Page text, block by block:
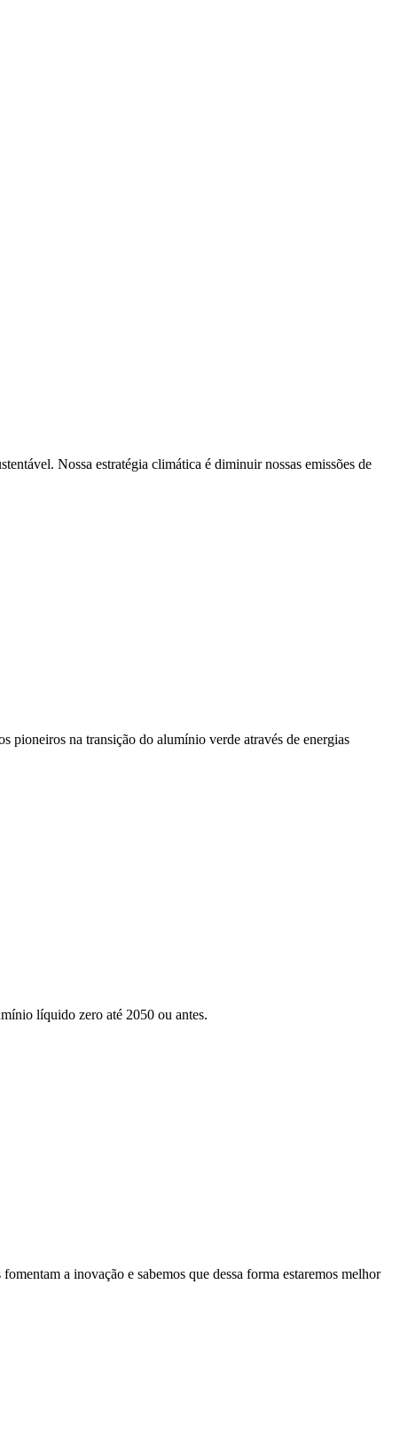
Nossa estratégia climática é diminuir nossas emissões de
pioneiros na transição do alumínio verde através de energias
líquido zero até 2050 ou antes.
a inovação e sabemos que dessa forma estaremos melhor